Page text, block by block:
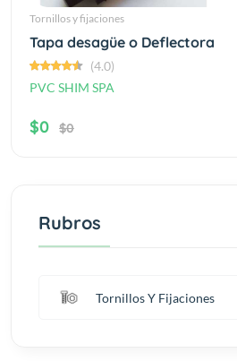
Tornillos y fijaciones
Tapa desagüe o Deflectora
(4.0)
PVC SHIM SPA
$0 $0
Rubros
Tornillos Y Fijaciones